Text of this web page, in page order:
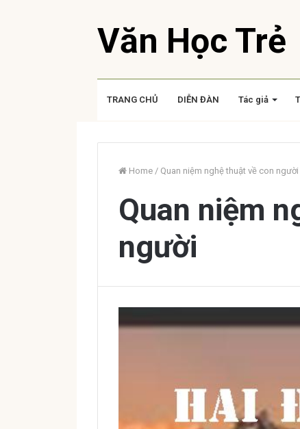
Văn Học Trẻ
TRANG CHỦ DIỄN ĐÀN Tác giả
Home / Quan niệm nghệ thuật về con người
Quan niệm
người